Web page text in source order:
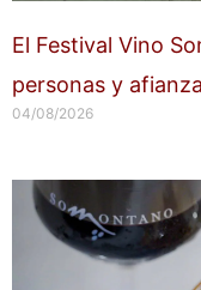
El Festival Vino
personas y
04/08/2026